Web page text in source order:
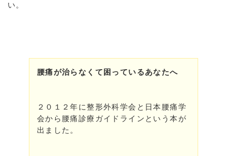
い。
腰痛が治らなくて困っているあなたへ
２０１２年に整形外科学会と日本腰痛学
会から腰痛診療ガイドラインという本が
出ました。